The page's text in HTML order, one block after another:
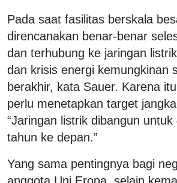
Pada saat fasilitas berskala
direncanakan benar-benar
dan terhubung ke jaringan
dan krisis energi kemungkinan
berakhir, kata Sauer. Karena
perlu menetapkan target
“Jaringan listrik dibangun
tahun ke depan.”
Yang sama pentingnya bagi